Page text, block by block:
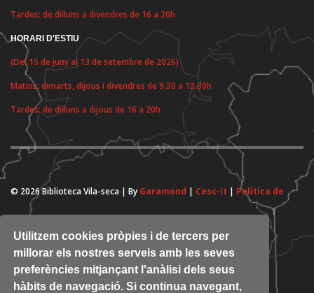
Utilitzem cookies pròpies i de tercers per
millorar els nostres serveis amb les seves
preferències mitjançant l'anàlisi dels seus
hàbits de navegació. Si continua navegant,
Tardes: de dilluns a divendres de 16 a 20h
HORARI D'ESTIU
(Del 15 de juny al 13 de setembre de 2026)
Matins: dimarts, dijous i divendres de 9.30 a 13.30h
Tardes: de dilluns a dijous de 16 a 20h
© 2026 Biblioteca Vila-seca | By Garamond | Cesc-it | Política de